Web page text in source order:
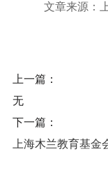
文章来源：
上一篇：
无
下一篇：
上海木兰教育基金